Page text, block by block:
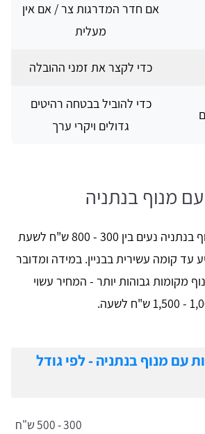
אם חדר המדרגות צר / אם אין
מעלית
כדי לקצר את זמני ההובלה
כדי להוביל בבטחה רהיטים
גדולים ויקרי ערך
מנוף בנתניה
מחירי הובלות עם מנוף בנתניה נעים בין 300 - 800 ש"ח לשעת
עד קומה עשירית בבניין. במידה ומדובר
מקומות גבוהות יותר - המחיר עשוי
עם מנוף בנתניה - לפי גודל
300 - 500 ש"ח